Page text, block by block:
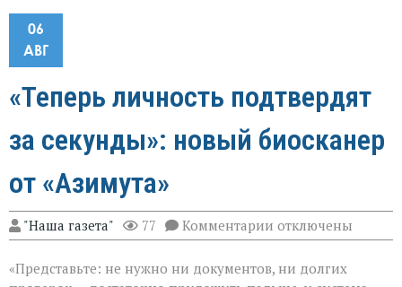
06
АВГ
«Теперь личность подтвердят
за секунды»: новый биосканер
от «Азимута»
"Наша газета" 77 Комментарии к
записи
личность
отключены
«Представьте: не нужно ни документов, ни долгих